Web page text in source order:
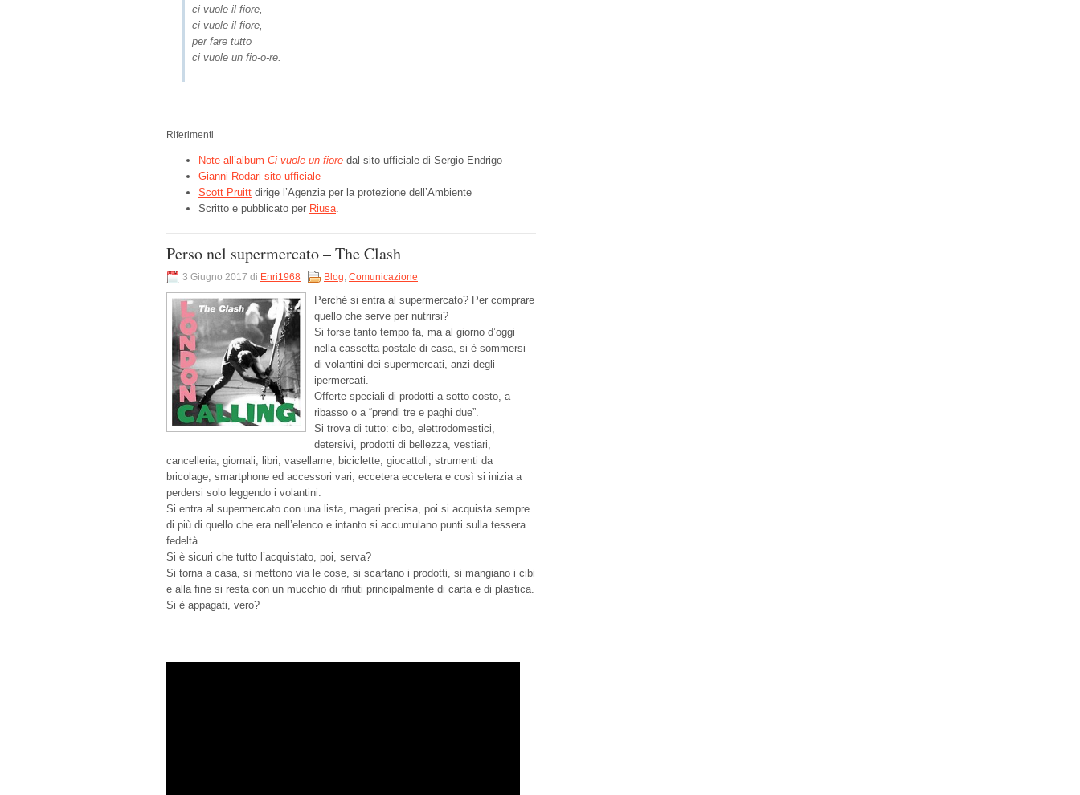
ci vuole il fiore,
ci vuole il fiore,
per fare tutto
ci vuole un fio-o-re.
Riferimenti
Note all’album Ci vuole un fiore dal sito ufficiale di Sergio Endrigo
Gianni Rodari sito ufficiale
Scott Pruitt dirige l’Agenzia per la protezione dell’Ambiente
Scritto e pubblicato per Riusa.
Perso nel supermercato – The Clash
3 Giugno 2017 di Enri1968 Blog, Comunicazione
Perché si entra al supermercato? Per comprare
quello che serve per nutrirsi?
Si forse tanto tempo fa, ma al giorno d’oggi
nella cassetta postale di casa, si è sommersi
di volantini dei supermercati, anzi degli
ipermercati.
Offerte speciali di prodotti a sotto costo, a
ribasso o a “prendi tre e paghi due”.
Si trova di tutto: cibo, elettrodomestici,
detersivi, prodotti di bellezza, vestiari,
cancelleria, giornali, libri, vasellame, biciclette, giocattoli, strumenti da
bricolage, smartphone ed accessori vari, eccetera eccetera e così si inizia a
perdersi solo leggendo i volantini.
Si entra al supermercato con una lista, magari precisa, poi si acquista sempre
di più di quello che era nell’elenco e intanto si accumulano punti sulla tessera
fedeltà.
Si è sicuri che tutto l’acquistato, poi, serva?
Si torna a casa, si mettono via le cose, si scartano i prodotti, si mangiano i cibi
e alla fine si resta con un mucchio di rifiuti principalmente di carta e di plastica.
Si è appagati, vero?